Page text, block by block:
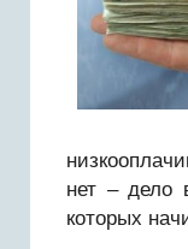
нет – дело
которых